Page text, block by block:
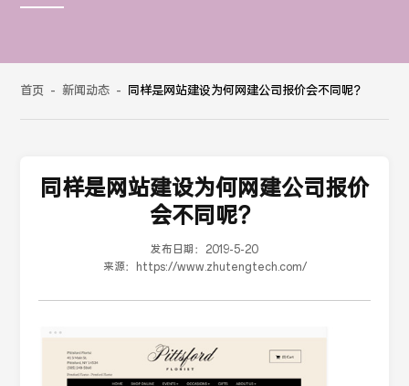
首页 - 新闻动态 - 同样是网站建设为何网建公司报价会不同呢？
同样是网站建设为何网建公司报价
会不同呢？
发布日期： 2019-5-20
来源：
https://www.zhutengtech.com/